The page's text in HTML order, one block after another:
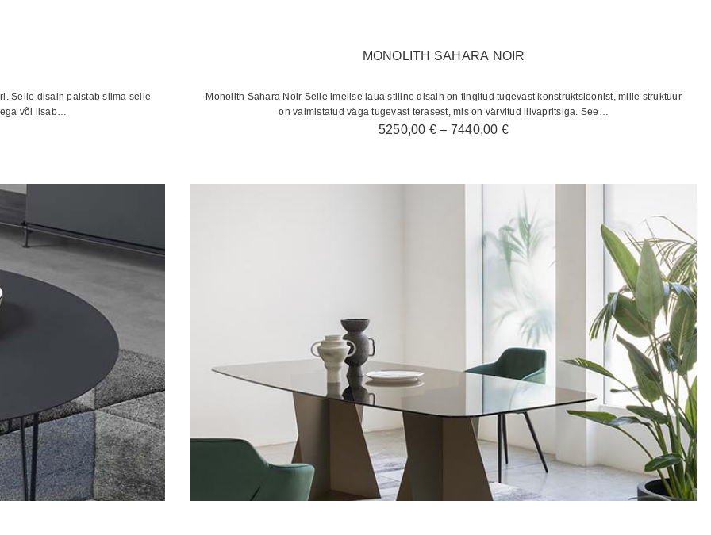
Selle disain paistab silma selle
või lisab…
€
MONOLITH SAHARA NOIR
Monolith Sahara Noir Selle imelise laua stiilne disain on tingitud tugevast konstruktsioonist, mille struktuur
on valmistatud väga tugevast terasest, mis on värvitud liivapritsiga. See…
5250,00 € – 7440,00 €Hinnavahemik:
7440,00 €